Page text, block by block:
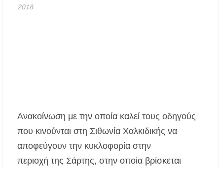
αλλάζει με τον νέο νόμο για ύδρευση και
για δήμους της Κεντρικής Μακεδονίας
Με λαμπρότητα πραγματοποιήθηκε η
πανήγυρη του Παρεκκλησίου Μεταμορφώσεως
του Σωτήρος στην Παραλία Διονυσίου
2018
Ανακοίνωση με την οποία καλεί τους οδηγούς
που κινούνται στη Σιθωνία Χαλκιδικής να
αποφεύγουν την κυκλοφορία στην
περιοχή της Σάρτης, στην οποία βρίσκεται